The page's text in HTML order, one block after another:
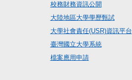
校務財務資訊公開
大陸地區大學學歷甄試
大學社會責任(USR)資訊平台
臺灣國立大學系統
檔案應用申請